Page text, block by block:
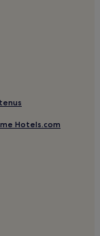
Hotels.com